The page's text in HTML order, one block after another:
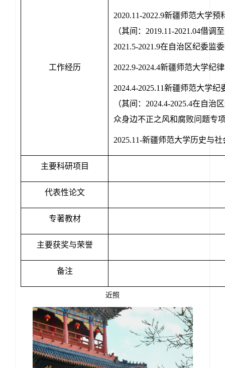
工作经历
2020.11-2022.9新疆师范大学
（其间：2019.11-2021.04借
2021.5-2021.9在自治区纪委监
2022.9-2024.4新疆师范大学纪
2024.4-2025.11新疆师范大学
（其间：2024.4-2025.4在自
众身边不正之风和腐败问题专
2025.11-新疆师范大学历史与
主要科研项目
代表性论文
专著教材
主要获奖与荣誉
备注
近照